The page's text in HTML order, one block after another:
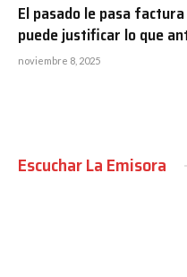
El pasado le pasa
puede justificar lo que
noviembre 8, 2025
Escuchar La Emisora